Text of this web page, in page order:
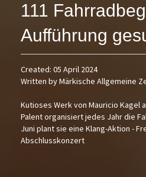
111
Aufführung
Created: 05 April 2024
Written by Märkische Allgemeine
Kutioses Werk von Mauricio Kagel
Palent organisiert jedes Jahr die
Juni plant sie eine Klang-Aktion -
Abschlusskonzert